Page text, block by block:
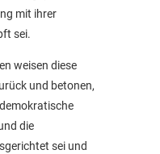
mit ihrer
sei.
weisen diese
und betonen,
die
sei und